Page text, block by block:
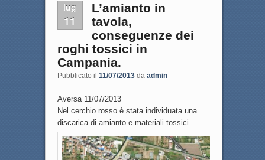
lug
11
L’amianto in
tavola,
conseguenze dei
roghi tossici in
Campania.
Pubblicato il 11/07/2013 da admin
Aversa 11/07/2013
Nel cerchio rosso è stata individuata una
discarica di amianto e materiali tossici.